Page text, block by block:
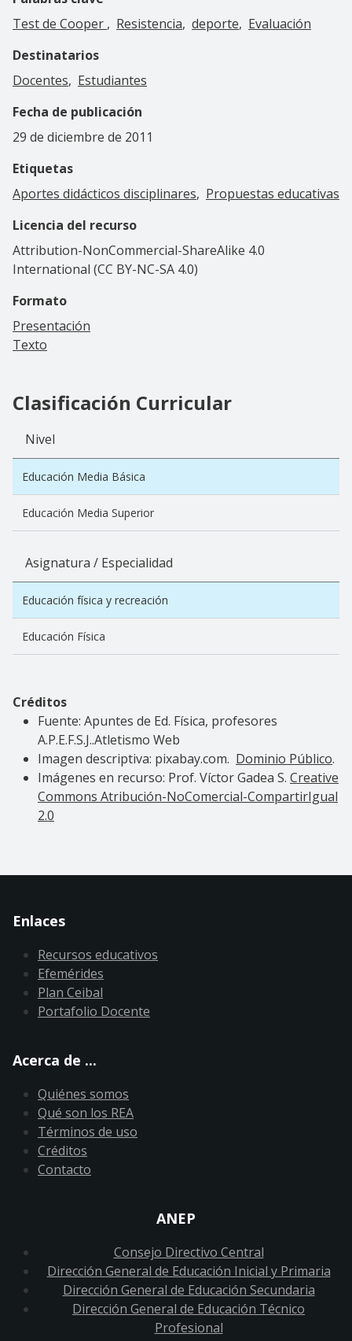
Test de Cooper
Resistencia deporte
Evaluación
Destinatarios
Docentes
Estudiantes
Fecha de publicación
29 de diciembre de 2011
Etiquetas
Aportes didácticos disciplinares
Propuestas educativas
Licencia del recurso
Attribution-NonCommercial-ShareAlike 4.0
International (CC BY-NC-SA 4.0)
Formato
Presentación
Texto
Clasificación Curricular
Nivel
Educación Media Básica
Educación Media Superior
Asignatura / Especialidad
Educación física y recreación
Educación Física
Créditos
Fuente: Apuntes de Ed. Física, profesores
A.P.E.F.S.J..Atletismo Web
Imagen descriptiva: pixabay.com. Dominio Público.
Imágenes en recurso: Prof. Víctor Gadea S. Creative
Commons Atribución-NoComercial-CompartirIgual
2.0
Enlaces
Recursos educativos
Efemérides
Plan Ceibal
Portafolio Docente
Acerca de ...
Quiénes somos
Qué son los REA
Términos de uso
Créditos
Contacto
ANEP
Consejo Directivo Central
Dirección General de Educación Inicial y Primaria
Dirección General de Educación Secundaria
Dirección General de Educación Técnico
Profesional